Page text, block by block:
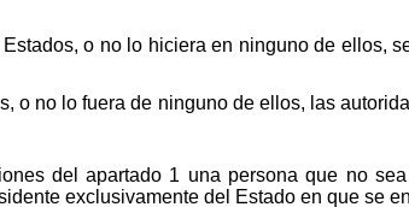
o no lo hiciera en ninguno de ellos,
no lo fuera de ninguno de ellos, las
del apartado 1 una persona que no
exclusivamente del Estado en que se